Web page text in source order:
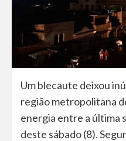
Um blecaute deixou
região metropolitana
energia entre a última
deste sábado (8).